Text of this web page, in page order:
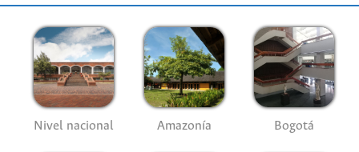
Nivel nacional Amazonía Bogotá